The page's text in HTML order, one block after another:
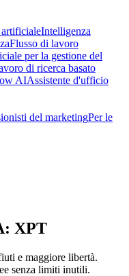
Intelligenza
Flusso di lavoro
per la gestione del
di ricerca basato
AIAssistente d'ufficio
del marketingPer le
XPT
e maggiore libertà.
senza limiti inutili.